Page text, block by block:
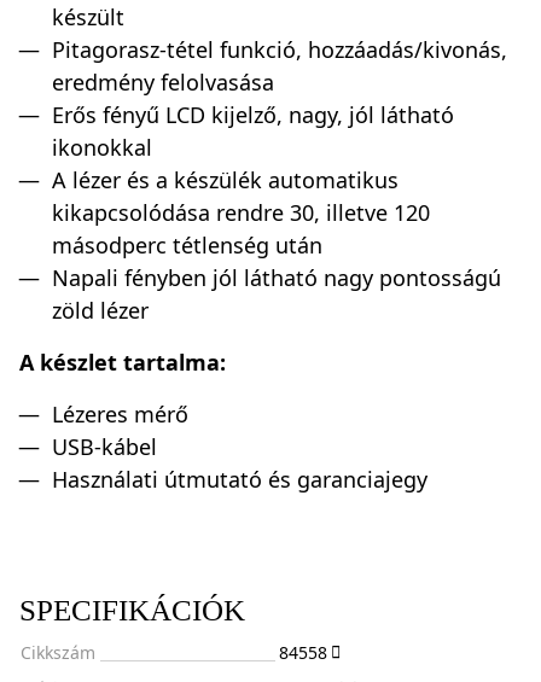
készült
Pitagorasz-tétel funkció, hozzáadás/kivonás,
eredmény felolvasása
Erős fényű LCD kijelző, nagy, jól látható
ikonokkal
A lézer és a készülék automatikus
kikapcsolódása rendre 30, illetve 120
másodperc tétlenség után
Napali fényben jól látható nagy pontosságú
zöld lézer
A készlet tartalma:
Lézeres mérő
USB-kábel
Használati útmutató és garanciajegy
SPECIFIKÁCIÓK
Cikkszám
84558